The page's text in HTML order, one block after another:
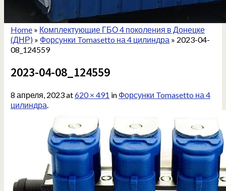
Home» Комплектующие ГБО 4 поколения в Донецке
(ДНР)» Форсунки Tomasetto на 4 цилиндра » 2023-04-
08_124559
2023-04-08_124559
8 апреля, 2023at620 × 491 in Форсунки Tomasetto на 4
цилиндра.